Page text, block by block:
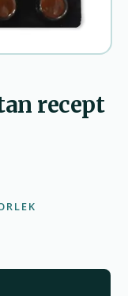
recept